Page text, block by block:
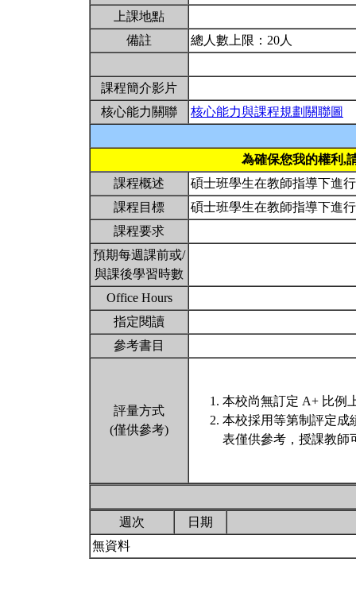
上課地點
備註
總人數上限：20人
課程簡介影片
核心能力關聯
核心能力與課程規劃關聯圖
為確保您我的權利,
課程概述
碩士班學生在教師指導下進
課程目標
碩士班學生在教師指導下進
課程要求
預期每週課前或/
與課後學習時數
Office Hours
指定閱讀
參考書目
評量方式
(僅供參考)
本校尚無訂定 A+ 比例
本校採用等第制評定成
表僅供參考，授課教師
週次
日期
無資料